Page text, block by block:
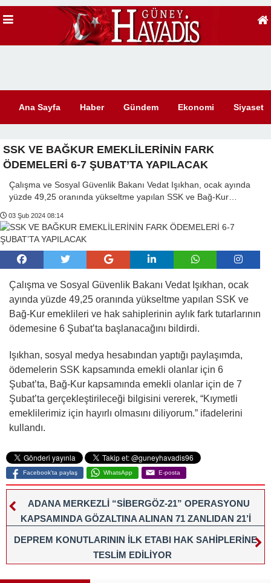
Ana Sayfa Haber Gündem Ekonomi Siyaset
SSK VE BAĞKUR EMEKLİLERİNİN FARK
ÖDEMELERİ 6-7 ŞUBAT’TA YAPILACAK
Çalışma ve Sosyal Güvenlik Bakanı Vedat Işıkhan, ocak ayında
yüzde 49,25 oranında yükseltme yapılan SSK ve Bağ-Kur…
03 Şub 2024 08:14
Çalışma ve Sosyal Güvenlik Bakanı Vedat Işıkhan, ocak
ayında yüzde 49,25 oranında yükseltme yapılan SSK ve
Bağ-Kur emeklileri ve hak sahiplerinin aylık fark tutarlarının
ödemesine 6 Şubat’ta başlanacağını bildirdi.
Işıkhan, sosyal medya hesabından yaptığı paylaşımda,
ödemelerin SSK kapsamında emekli olanlar için 6
Şubat’ta, Bağ-Kur kapsamında emekli olanlar için de 7
Şubat’ta gerçekleştirileceği bilgisini vererek, “Kıymetli
emeklilerimiz için hayırlı olmasını diliyorum.” ifadelerini
kullandı.
Facebook'ta paylaş WhatsApp E-posta
ADANA MERKEZLİ “SİBERGÖZ-21” OPERASYONU
KAPSAMINDA GÖZALTINA ALINAN 71 ZANLIDAN 21’İ
TUTUKLANDI
DEPREM KONUTLARININ İLK ETABI HAK SAHİPLERİNE
TESLİM EDİLİYOR